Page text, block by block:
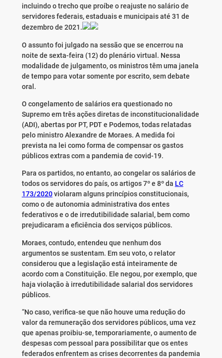
incluindo o trecho que proíbe o reajuste no salário de
servidores federais, estaduais e municipais até 31 de
dezembro de 2021.
O assunto foi julgado na sessão que se encerrou na
noite de sexta-feira (12) do plenário virtual. Nessa
modalidade de julgamento, os ministros têm uma janela
de tempo para votar somente por escrito, sem debate
oral.
O congelamento de salários era questionado no
Supremo em três ações diretas de inconstitucionalidade
(ADI), abertas por PT, PDT e Podemos, todas relatadas
pelo ministro Alexandre de Moraes. A medida foi
prevista na lei como forma de compensar os gastos
públicos extras com a pandemia de covid-19.
Para os partidos, no entanto, ao congelar os salários de
todos os servidores do país, os artigos 7º e 8º da LC
173/2020violaram alguns princípios constitucionais,
como o de autonomia administrativa dos entes
federativos e o de irredutibilidade salarial, bem como
prejudicaram a eficiência dos serviços públicos.
Moraes, contudo, entendeu que nenhum dos
argumentos se sustentam. Em seu voto, o relator
considerou que a legislação está inteiramente de
acordo com a Constituição. Ele negou, por exemplo, que
haja violação à irredutibilidade salarial dos servidores
públicos.
“No caso, verifica-se que não houve uma redução do
valor da remuneração dos servidores públicos, uma vez
que apenas proibiu-se, temporariamente, o aumento de
despesas com pessoal para possibilitar que os entes
federados enfrentem as crises decorrentes da pandemia